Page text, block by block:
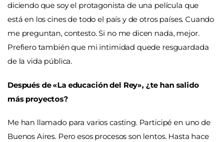
diciendo que soy el protagonista de una película que
está en los cines de todo el país y de otros países. Cuando
me preguntan, contesto. Si no me dicen nada, mejor.
Prefiero también que mi intimidad quede resguardada
de la vida pública.
Después de «La educación del Rey», ¿te han salido
más proyectos?
Me han llamado para varios casting. Participé en uno de
Buenos Aires. Pero esos procesos son lentos. Hasta hace